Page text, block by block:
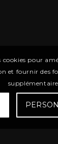
cookies pour
et fournir des